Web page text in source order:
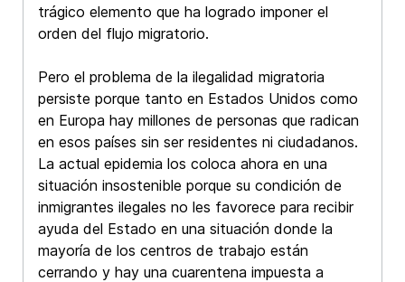
trágico elemento que ha logrado imponer el
orden del flujo migratorio.
Pero el problema de la ilegalidad migratoria
persiste porque tanto en Estados Unidos como
en Europa hay millones de personas que radican
en esos países sin ser residentes ni ciudadanos.
La actual epidemia los coloca ahora en una
situación insostenible porque su condición de
inmigrantes ilegales no les favorece para recibir
ayuda del Estado en una situación donde la
mayoría de los centros de trabajo están
cerrando y hay una cuarentena impuesta a